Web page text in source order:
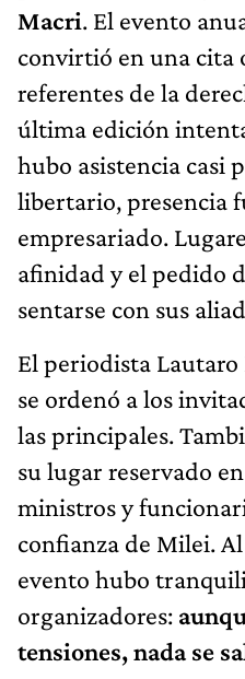
Macri. El evento
convirtió en una cita
referentes de la
última edición
hubo asistencia casi
libertario, presencia
empresariado.
afinidad y el pedido
sentarse con sus
El periodista
se ordenó a los
las principales.
su lugar reservado
ministros y
confianza de Milei.
evento hubo
organizadores:
tensiones, nada se